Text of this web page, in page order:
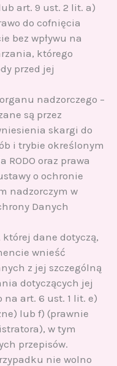
art. 9 ust. 2 lit. a)
do cofnięcia
bez wpływu na
którego
przed jej
nadzorczego –
są przez
skargi do
i trybie określonym
RODO oraz prawa
o ochronie
nadzorczym w
Danych
której dane dotyczą,
wnieść
z jej szczególną
dotyczących jej
art. 6 ust. 1 lit. e)
lub f) (prawnie
w tym
przepisów.
nie wolno